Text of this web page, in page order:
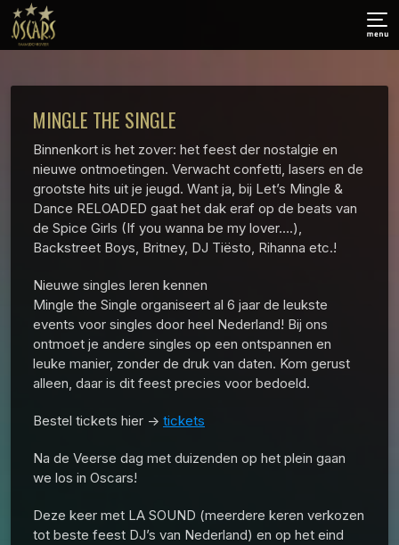
MINGLE THE SINGLE
Binnenkort is het zover: het feest der nostalgie en
nieuwe ontmoetingen. Verwacht confetti, lasers en de
grootste hits uit je jeugd. Want ja, bij Let’s Mingle &
Dance RELOADED gaat het dak eraf op de beats van
de Spice Girls (If you wanna be my lover….),
Backstreet Boys, Britney, DJ Tiësto, Rihanna etc.!
Nieuwe singles leren kennen
Mingle the Single organiseert al 6 jaar de leukste
events voor singles door heel Nederland! Bij ons
ontmoet je andere singles op een ontspannen en
leuke manier, zonder de druk van daten. Kom gerust
alleen, daar is dit feest precies voor bedoeld.
Bestel tickets hier -> tickets
Na de Veerse dag met duizenden op het plein gaan
we los in Oscars!
Deze keer met LA SOUND (meerdere keren verkozen
tot beste feest DJ’s van Nederland) en op het eind